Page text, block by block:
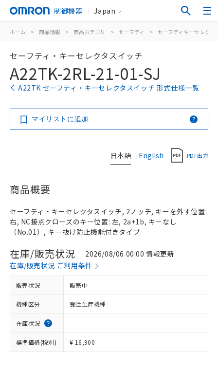
制御機器 Japan
ホーム > 商品情報 > 商品カテゴリ > セーフティ > セーフティキーセレク
セーフティ・キーセレクタスイッチ
A22TK-2RL-21-01-SJ
A22TK セーフティ・キーセレクタスイッチ 形式仕様一覧
マイリストに追加
日本語 English PDF出力
商品概要
セーフティ・キーセレクタスイッチ, 2ノッチ, キーを外す位置:
右, NC接点クローズのキー位置: 左, 2a+1b, キーなし
（No.01）, キー抜け防止機能付きタイプ
在庫/販売状況
2026/08/06 00:00 情報更新
在庫/販売状況 ご利用条件
販売状況 販売中
機種区分 受注生産機種
在庫状況
標準価格(税別) ¥ 16,900